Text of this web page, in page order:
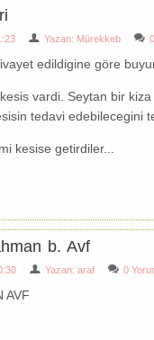
Yazan: Mürekkeb
edildigine göre
vardi. Seytan bir
tedavi edebilecegini
kesise getirdiler...
b. Avf
Yazan: araf 0
AVF